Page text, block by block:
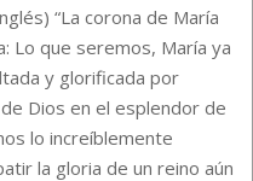
“La corona de María
Lo que seremos, María ya
y glorificada por
Dios en el esplendor de
lo increíblemente
la gloria de un reino aún